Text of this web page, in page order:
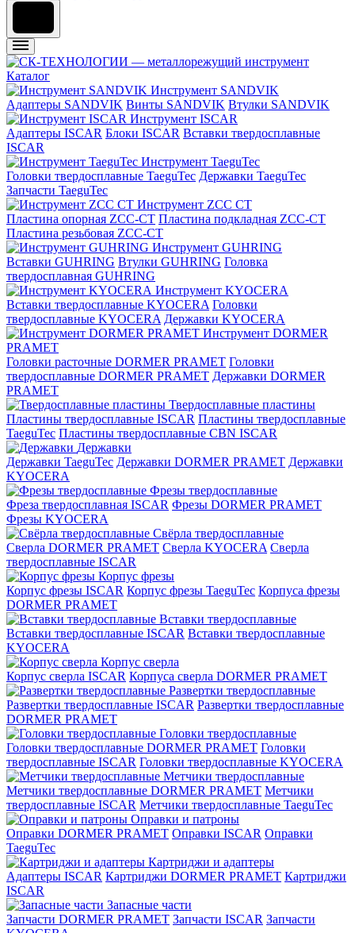
Каталог
Инструмент SANDVIK
Адаптеры SANDVIK Винты SANDVIK Втулки SANDVIK
Инструмент ISCAR
Адаптеры ISCAR Блоки ISCAR Вставки твердосплавные
ISCAR
Инструмент TaeguTec
Головки твердосплавные TaeguTec Державки TaeguTec
Запчасти TaeguTec
Инструмент ZCС CT
Пластина опорная ZCC-CT Пластина подкладная ZCC-CT
Пластина резьбовая ZCC-CT
Инструмент GUHRING
Вставки GUHRING Втулки GUHRING Головка
твердосплавная GUHRING
Инструмент KYOCERA
Вставки твердосплавные KYOCERA Головки
твердосплавные KYOCERA Державки KYOCERA
Инструмент DORMER
PRAMET
Головки расточные DORMER PRAMET Головки
твердосплавные DORMER PRAMET Державки DORMER
PRAMET
Твердосплавные пластины
Пластины твердосплавные ISCAR Пластины твердосплавные
TaeguTec Пластины твердосплавные CBN ISCAR
Державки
Державки TaeguTec Державки DORMER PRAMET Державки
KYOCERA
Фрезы твердосплавные
Фреза твердосплавная ISCAR Фрезы DORMER PRAMET
Фрезы KYOCERA
Свёрла твердосплавные
Сверла DORMER PRAMET Сверла KYOCERA Сверла
твердосплавные ISCAR
Корпус фрезы
Корпус фрезы ISCAR Корпус фрезы TaeguTec Корпуса фрезы
DORMER PRAMET
Вставки твердосплавные
Вставки твердосплавные ISCAR Вставки твердосплавные
KYOCERA
Корпус сверла
Корпус сверла ISCAR Корпуса сверла DORMER PRAMET
Развертки твердосплавные
Развертки твердосплавные ISCAR Развертки твердосплавные
DORMER PRAMET
Головки твердосплавные
Головки твердосплавные DORMER PRAMET Головки
твердосплавные ISCAR Головки твердосплавные KYOCERA
Метчики твердосплавные
Метчики твердосплавные DORMER PRAMET Метчики
твердосплавные ISCAR Метчики твердосплавные TaeguTec
Оправки и патроны
Оправки DORMER PRAMET Оправки ISCAR Оправки
TaeguTec
Картриджи и адаптеры
Адаптеры ISCAR Картриджи DORMER PRAMET Картриджи
ISCAR
Запасные части
Запчасти DORMER PRAMET Запчасти ISCAR Запчасти